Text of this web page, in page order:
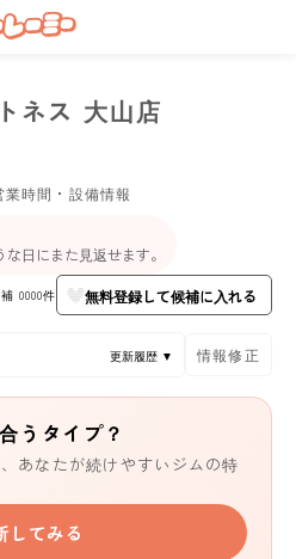
ネス 大山店
時間・設備情報
日にまた見返せます。
0000件 無料登録して候補に入れる
更新履歴 ▼ 情報修正
うタイプ？
あなたが続けやすいジムの特
してみる